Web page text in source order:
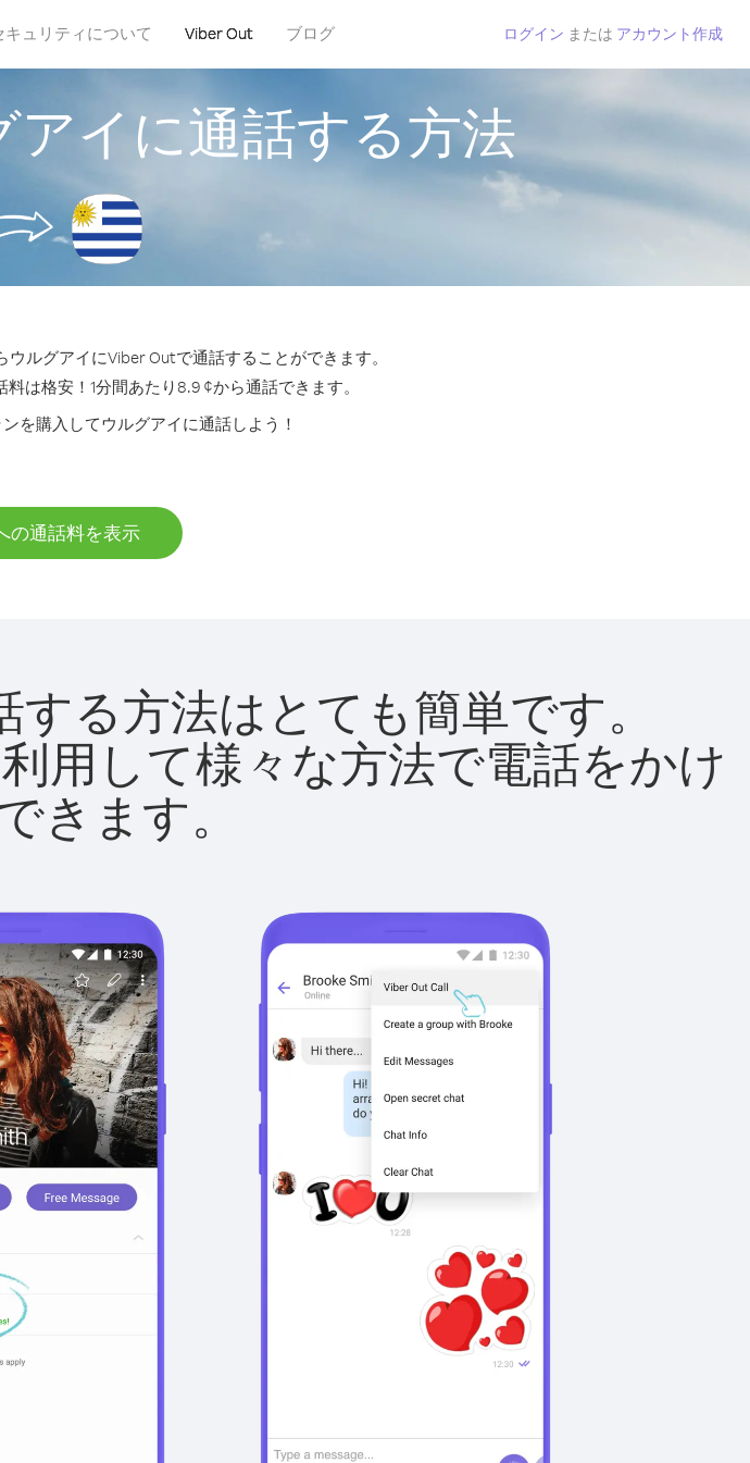
キュリティについて Viber Out ブログ ログイン または アカウント作成
イに通話する方法
ルグアイにViber Outで通話することができます。
は格安！1分間あたり8.9 ¢から通話できます。
を購入してウルグアイに通話しよう！
の通話料を表示
る方法はとても簡単です。
用して様々な方法で電話をかけ
きます。